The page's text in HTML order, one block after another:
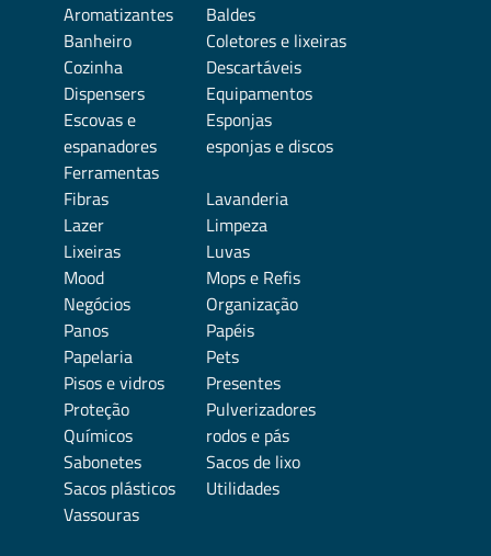
Aromatizantes
Baldes
Banheiro
Coletores e lixeiras
Cozinha
Descartáveis
Dispensers
Equipamentos
Escovas e
espanadores
Esponjas
esponjas e discos
Ferramentas
Fibras
Lavanderia
Lazer
Limpeza
Lixeiras
Luvas
Mood
Mops e Refis
Negócios
Organização
Panos
Papéis
Papelaria
Pets
Pisos e vidros
Presentes
Proteção
Pulverizadores
Químicos
rodos e pás
Sabonetes
Sacos de lixo
Sacos plásticos
Utilidades
Vassouras